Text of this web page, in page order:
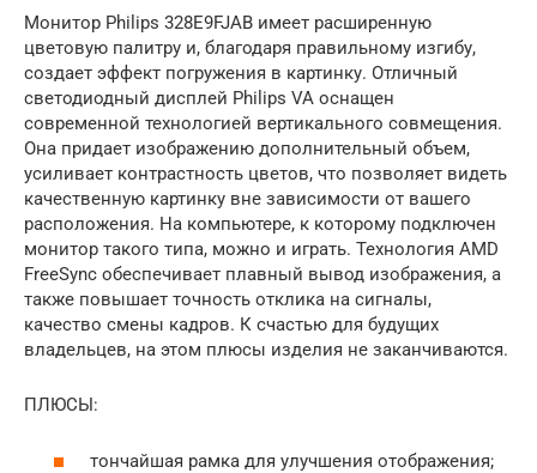
Монитор Philips 328E9FJAB имеет расширенную
цветовую палитру и, благодаря правильному изгибу,
создает эффект погружения в картинку. Отличный
светодиодный дисплей Philips VA оснащен
современной технологией вертикального совмещения.
Она придает изображению дополнительный объем,
усиливает контрастность цветов, что позволяет видеть
качественную картинку вне зависимости от вашего
расположения. На компьютере, к которому подключен
монитор такого типа, можно и играть. Технология AMD
FreeSync обеспечивает плавный вывод изображения, а
также повышает точность отклика на сигналы,
качество смены кадров. К счастью для будущих
владельцев, на этом плюсы изделия не заканчиваются.
ПЛЮСЫ:
тончайшая рамка для улучшения отображения;